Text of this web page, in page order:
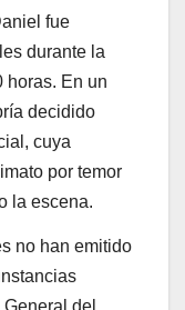
fue
durante la
horas. En un
decidido
cuya
por temor
la escena.
no han emitido
del